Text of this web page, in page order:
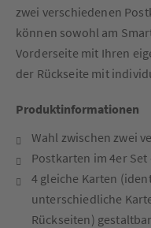
zwei verschiedenen
können sowohl am
Vorderseite mit Ihren
der Rückseite mit
Produktinformationen
Wahl zwischen zwei
Postkarten im 4er
4 gleiche Karten
unterschiedliche
Rückseiten) gestaltbar